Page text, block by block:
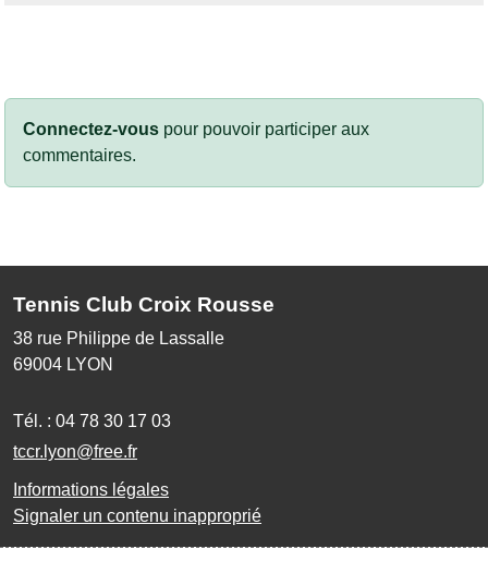
Connectez-vous pour pouvoir participer aux
commentaires.
Tennis Club Croix Rousse
38 rue Philippe de Lassalle
69004 LYON
Tél. : 04 78 30 17 03
tccr.lyon@free.fr
Informations légales
Signaler un contenu inapproprié